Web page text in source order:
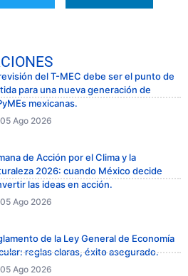
del T-MEC debe ser el punto de
para una nueva generación de
mexicanas.
05 Ago 2026
de Acción por el Clima y la
2026: cuando México decide
las ideas en acción.
05 Ago 2026
de la Ley General de Economía
reglas claras, éxito asegurado.
05 Ago 2026